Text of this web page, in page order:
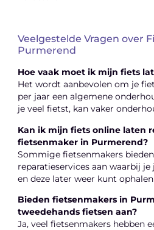
Veelgestelde Vragen over
Purmerend
Hoe vaak moet ik mijn fiets
Het wordt aanbevolen om je
per jaar een algemene
je veel fietst, kan vaker
Kan ik mijn fiets online laten
fietsenmaker in Purmerend?
Sommige fietsenmakers
reparatieservices aan waarbij
en deze later weer kunt
Bieden fietsenmakers in
tweedehands fietsen aan?
Ja, veel fietsenmakers hebben